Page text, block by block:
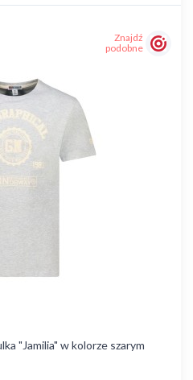
Znajdź
podobne
"Jamilia" w kolorze szarym